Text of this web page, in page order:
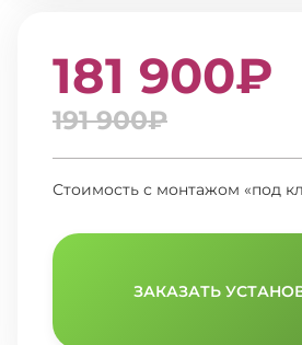
181 900₽
191 900₽
Стоимость с монтажом «под
ЗАКАЗАТЬ